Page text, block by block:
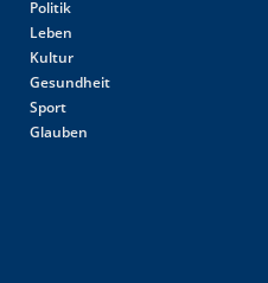
Politik
Leben
Kultur
Gesundheit
Sport
Glauben